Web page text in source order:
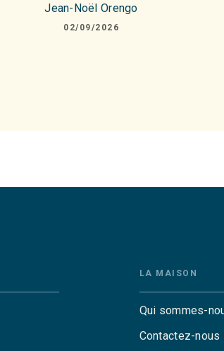
Jean-Noël Orengo
02/09/2026
LA MAISON
Qui sommes-
Contactez-nous